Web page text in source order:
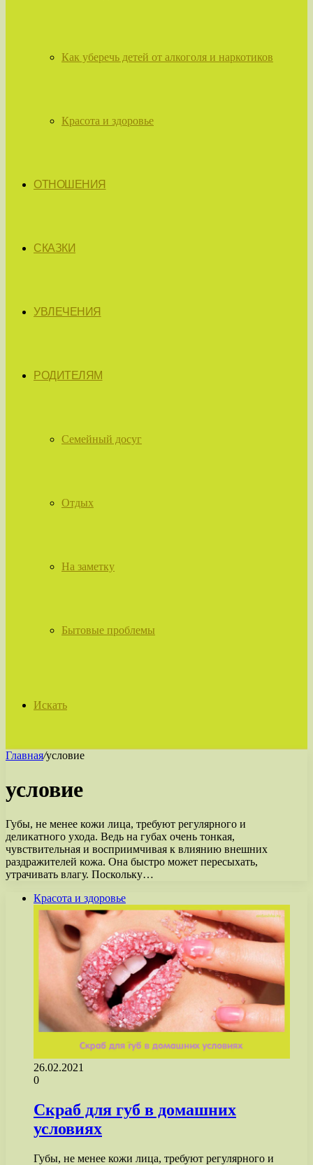
Как уберечь детей от алкоголя и наркотиков
Красота и здоровье
ОТНОШЕНИЯ
СКАЗКИ
УВЛЕЧЕНИЯ
РОДИТЕЛЯМ
Семейный досуг
Отдых
На заметку
Бытовые проблемы
Искать
Главная/условие
условие
Губы, не менее кожи лица, требуют регулярного и
деликатного ухода. Ведь на губах очень тонкая,
чувствительная и восприимчивая к влиянию внешних
раздражителей кожа. Она быстро может пересыхать,
утрачивать влагу. Поскольку…
Красота и здоровье
26.02.2021
0
Скраб для губ в домашних
условиях
Губы, не менее кожи лица, требуют регулярного и